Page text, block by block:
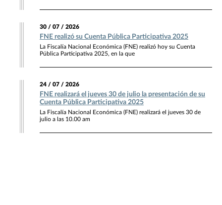
30 / 07 / 2026
FNE realizó su Cuenta Pública Participativa 2025
La Fiscalía Nacional Económica (FNE) realizó hoy su Cuenta
Pública Participativa 2025, en la que
24 / 07 / 2026
FNE realizará el jueves 30 de julio la presentación de su
Cuenta Pública Participativa 2025
La Fiscalía Nacional Económica (FNE) realizará el jueves 30 de
julio a las 10.00 am